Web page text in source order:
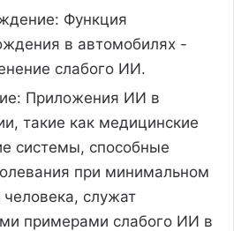
Функция
в автомобилях -
слабого ИИ.
Приложения ИИ в
такие как медицинские
системы, способные
при минимальном
служат
примерами слабого ИИ в